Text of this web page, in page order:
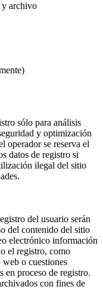
y archivo
sólo para análisis
y optimización
operador se reserva el
datos de registro si
ilegal del sitio
del usuario serán
del contenido del sitio
electrónico información
el registro, como
o cuestiones
en proceso de registro.
con fines de